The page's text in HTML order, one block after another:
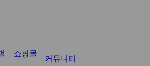
쇼핑몰
커뮤니티